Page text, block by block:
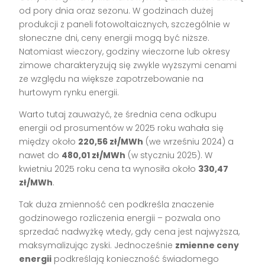
od pory dnia oraz sezonu. W godzinach dużej
produkcji z paneli fotowoltaicznych, szczególnie w
słoneczne dni, ceny energii mogą być niższe.
Natomiast wieczory, godziny wieczorne lub okresy
zimowe charakteryzują się zwykle wyższymi cenami
ze względu na większe zapotrzebowanie na
hurtowym rynku energii.
Warto tutaj zauważyć, że średnia cena odkupu
energii od prosumentów w 2025 roku wahała się
między około 220,56 zł/MWh (we wrześniu 2024) a
nawet do 480,01 zł/MWh (w styczniu 2025). W
kwietniu 2025 roku cena ta wynosiła około 330,47
zł/MWh.
Tak duża zmienność cen podkreśla znaczenie
godzinowego rozliczenia energii – pozwala ono
sprzedać nadwyżkę wtedy, gdy cena jest najwyższa,
maksymalizując zyski. Jednocześnie zmienne ceny
energii podkreślają konieczność świadomego